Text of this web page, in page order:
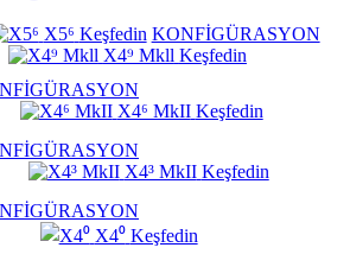
X5⁶ Keşfedin KONFİGÜRASYON
X4⁹ Mkll Keşfedin
X4⁶ MkII Keşfedin
X4³ MkII Keşfedin
X4⁰ Keşfedin